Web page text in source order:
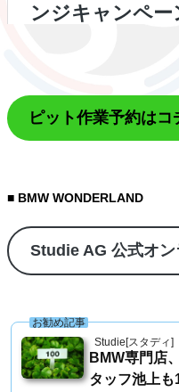
ピット作業予約はコ
■ BMW WONDERLAND
Studie AG 公式オ
Studie[スタディ]
お勧め記事
BMW専門店
タッフ池上